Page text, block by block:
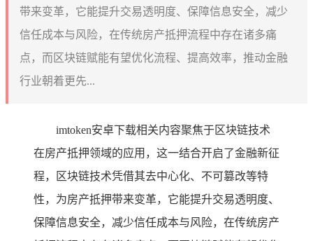
带来变革，它能提升交易透明度、保障信息安全，减少
信任成本与风险，在传统房产抵押流程中存在诸多痛
点，而区块链赋能有望优化流程、提高效率，推动金融
行业朝着更先...
imtoken安卓下载相关内容聚焦于区块链技术
在房产抵押领域的应用，这一结合开启了金融新征
程，区块链技术凭借其去中心化、不可篡改等特
性，为房产抵押带来变革，它能提升交易透明度、
保障信息安全，减少信任成本与风险，在传统房产